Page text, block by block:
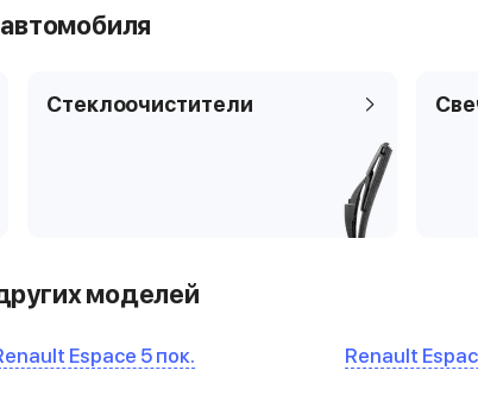
Стеклоочистители
моделей
Espace 5 пок.
Renault